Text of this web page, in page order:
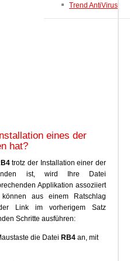
Trend AntiVirus
eines der
hat?
trotz der Installation einer der
ist, wird Ihre Datei
Applikation assoziiert
aus einem Ratschlag
Link im vorherigem Satz
Schritte ausführen:
die Datei RB4 an, mit